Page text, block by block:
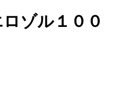
ゾル１００